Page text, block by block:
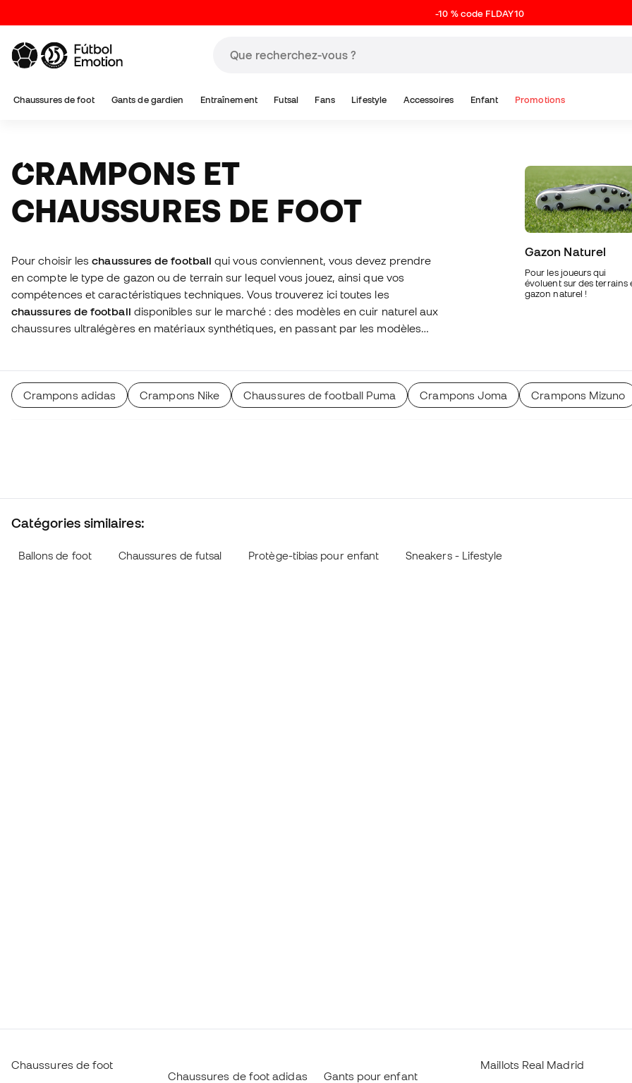
-10 % code FLDAY10
Chaussures de foot Gants de gardien Entraînement Futsal Fans Lifestyle Accessoires Enfant Promotions
CRAMPONS ET
CHAUSSURES DE FOOT
Pour choisir leschaussures de football qui vous conviennent, vous devez prendre
en compte le type de gazon ou de terrain sur lequel vous jouez, ainsi que vos
compétences et caractéristiques techniques. Vous trouverez ici toutes les
chaussures de football disponibles sur le marché : des modèles en cuir naturel aux
chaussures ultralégères en matériaux synthétiques, en passant par les modèles
recommandation.
Gazon Naturel
Pour les joueurs qui
évoluent sur des terrains
gazon naturel !
Crampons adidas Crampons Nike Chaussures de football Puma Crampons Joma Crampons Mizuno
Catégories similaires:
Ballons de foot Chaussures de futsal Protège-tibias pour enfant Sneakers - Lifestyle
Chaussures de foot
Chaussures de foot adidas
Gants pour enfant
Maillots Real Madrid